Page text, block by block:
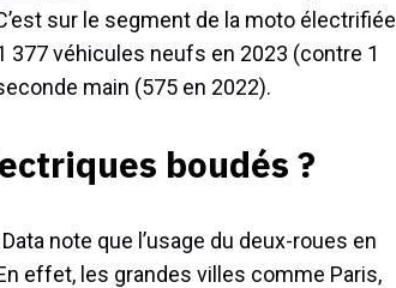
sur le segment de la moto électrifiée
377 véhicules neufs en 2023 (contre 1
main (575 en 2022).
boudés ?
note que l’usage du deux-roues en
effet, les grandes villes comme Paris,